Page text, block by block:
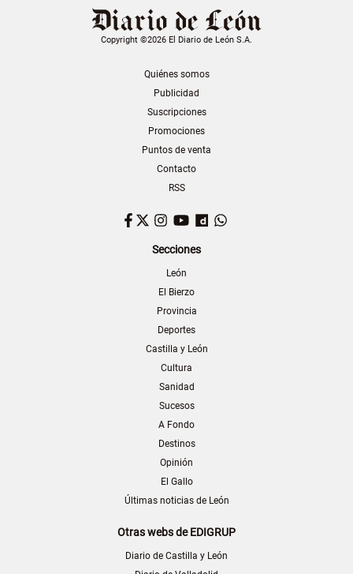
Copyright ©2026 El Diario de León S.A.
Quiénes somos
Publicidad
Suscripciones
Promociones
Puntos de venta
Contacto
RSS
Facebook
TwitterInstagram
YouTubeDailymotion
Secciones
León
El Bierzo
Provincia
Deportes
Castilla y León
Cultura
Sanidad
Sucesos
A Fondo
Destinos
Opinión
El Gallo
Últimas noticias de León
Otras webs de EDIGRUP
Diario de Castilla y León